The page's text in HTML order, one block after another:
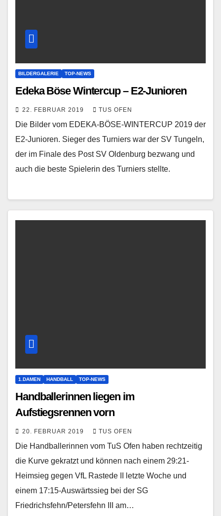
BILDERGALERIE TOP-NEWS
Edeka Böse Wintercup – E2-Junioren
22. FEBRUAR 2019 TUS OFEN
Die Bilder vom EDEKA-BÖSE-WINTERCUP 2019 der
E2-Junioren. Sieger des Turniers war der SV Tungeln,
der im Finale des Post SV Oldenburg bezwang und
auch die beste Spielerin des Turniers stellte.
1.DAMEN HANDBALL TOP-NEWS
Handballerinnen liegen im
Aufstiegsrennen vorn
20. FEBRUAR 2019 TUS OFEN
Die Handballerinnen vom TuS Ofen haben rechtzeitig
die Kurve gekratzt und können nach einem 29:21-
Heimsieg gegen VfL Rastede II letzte Woche und
einem 17:15-Auswärtssieg bei der SG
Friedrichsfehn/Petersfehn III am…